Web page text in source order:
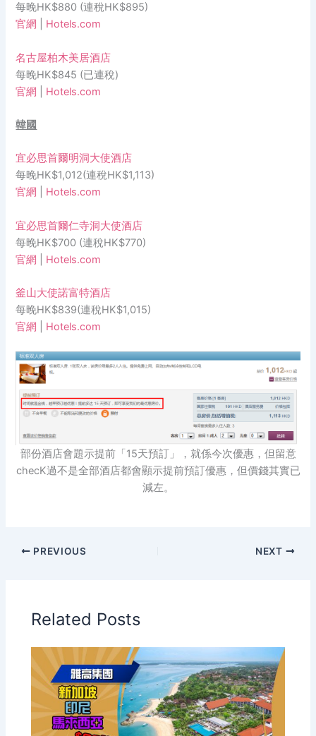
每晚HK$880 (連稅HK$895)
官網
Hotels.com
名古屋柏木美居酒店
每晚HK$845 (已連稅)
官網
Hotels.com
韓國
宜必思首爾明洞大使酒店
每晚HK$1,012(連稅HK$1,113)
官網
Hotels.com
宜必思首爾仁寺洞大使酒店
每晚HK$700 (連稅HK$770)
官網
Hotels.com
釜山大使諾富特酒店
每晚HK$839(連稅HK$1,015)
官網
Hotels.com
部份酒店會題示提前「15天預訂」，就係今次優惠，但留意
checK過不是全部酒店都會顯示提前預訂優惠，但價錢其實已
減左。
PREVIOUS NEXT
Related Posts